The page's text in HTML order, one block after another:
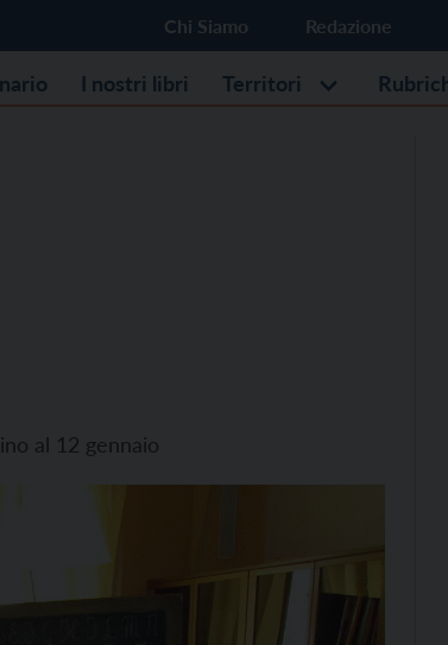
Chi Siamo Redazione
I nostri libri Territori
al 12 gennaio